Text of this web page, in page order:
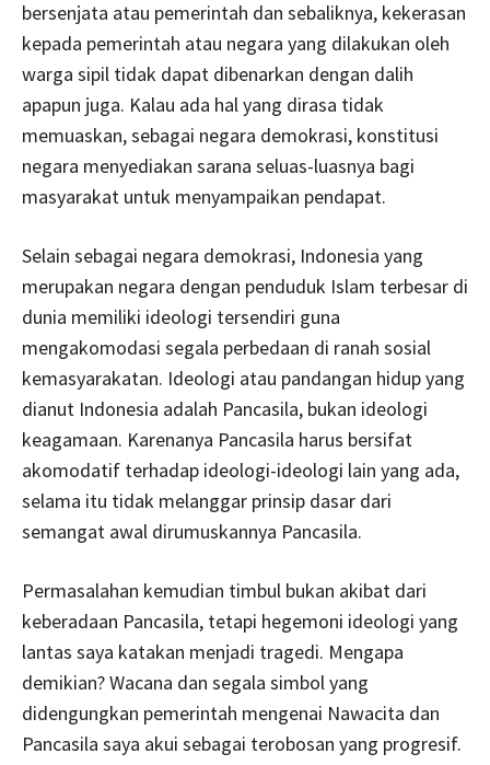
bersenjata atau pemerintah dan sebaliknya, kekerasan
kepada pemerintah atau negara yang dilakukan oleh
warga sipil tidak dapat dibenarkan dengan dalih
apapun juga. Kalau ada hal yang dirasa tidak
memuaskan, sebagai negara demokrasi, konstitusi
negara menyediakan sarana seluas-luasnya bagi
masyarakat untuk menyampaikan pendapat.
Selain sebagai negara demokrasi, Indonesia yang
merupakan negara dengan penduduk Islam terbesar di
dunia memiliki ideologi tersendiri guna
mengakomodasi segala perbedaan di ranah sosial
kemasyarakatan. Ideologi atau pandangan hidup yang
dianut Indonesia adalah Pancasila, bukan ideologi
keagamaan. Karenanya Pancasila harus bersifat
akomodatif terhadap ideologi-ideologi lain yang ada,
selama itu tidak melanggar prinsip dasar dari
semangat awal dirumuskannya Pancasila.
Permasalahan kemudian timbul bukan akibat dari
keberadaan Pancasila, tetapi hegemoni ideologi yang
lantas saya katakan menjadi tragedi. Mengapa
demikian? Wacana dan segala simbol yang
didengungkan pemerintah mengenai Nawacita dan
Pancasila saya akui sebagai terobosan yang progresif.